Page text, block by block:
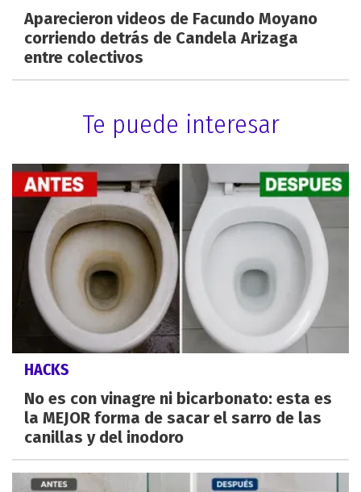
Aparecieron videos de Facundo Moyano
corriendo detrás de Candela Arizaga
entre colectivos
Te puede interesar
HACKS
No es con vinagre ni bicarbonato: esta es
la MEJOR forma de sacar el sarro de las
canillas y del inodoro